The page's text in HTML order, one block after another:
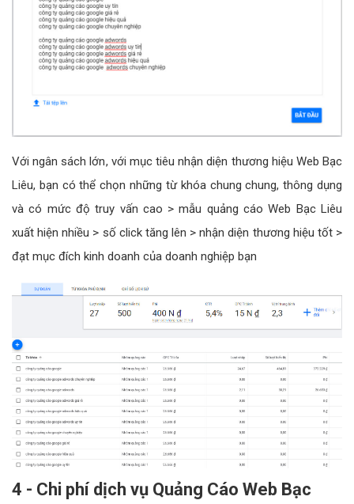
Với ngân sách lớn, với mục tiêu nhận diện thương hiệu Web Bạc
Liêu, bạn có thể chọn những từ khóa chung chung, thông dụng
và có mức độ truy vấn cao > mẫu quảng cáo Web Bạc Liêu
xuất hiện nhiều > số click tăng lên > nhận diện thương hiệu tốt >
đạt mục đích kinh doanh của doanh nghiệp bạn
4 - Chi phí dịch vụ Quảng Cáo Web Bạc